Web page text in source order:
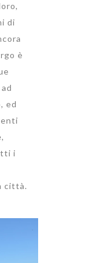
di
è
ed
i
città.